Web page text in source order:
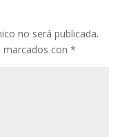
no será publicada.
con *